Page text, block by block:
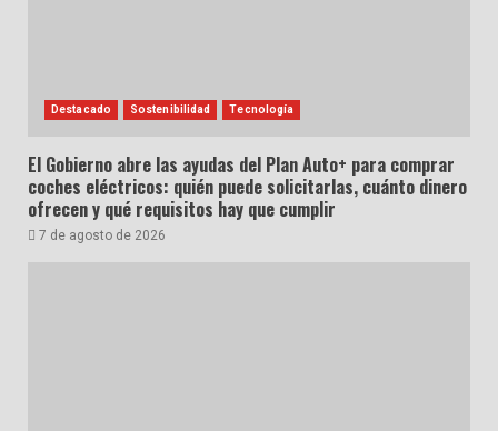
Destacado Sostenibilidad Tecnología
El Gobierno abre las ayudas del Plan Auto+ para comprar
coches eléctricos: quién puede solicitarlas, cuánto dinero
ofrecen y qué requisitos hay que cumplir
7 de agosto de 2026